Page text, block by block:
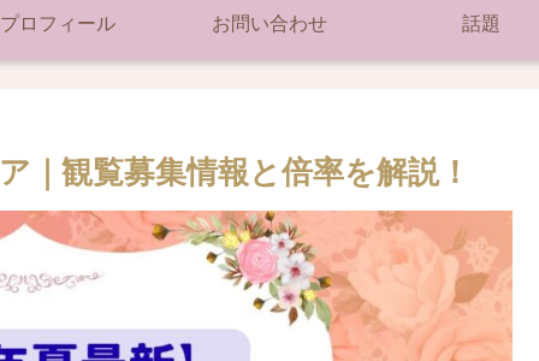
プロフィール お問い合わせ 話題
｜観覧募集情報と倍率を解説！